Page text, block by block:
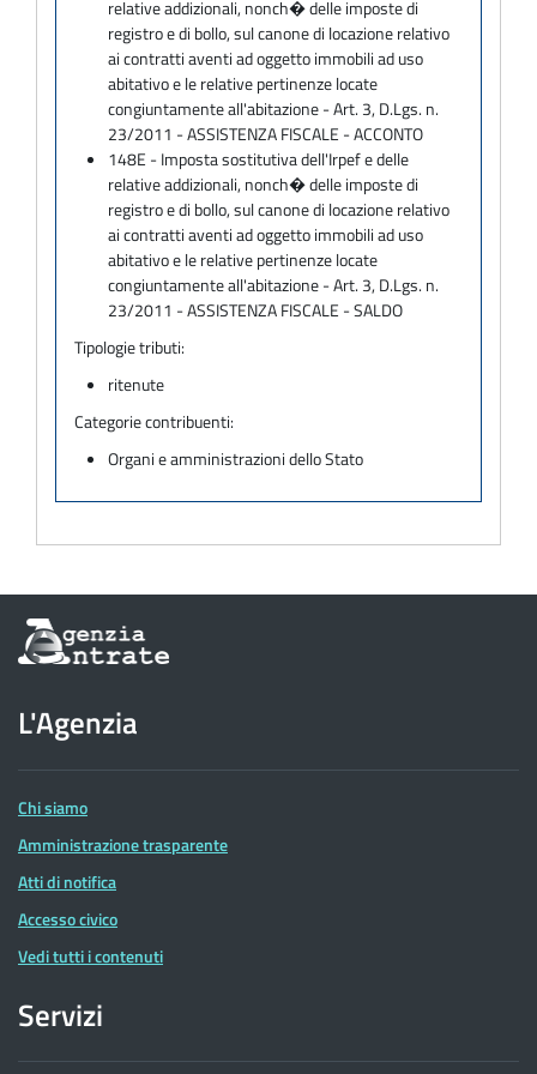
relative addizionali, nonch� delle imposte di
registro e di bollo, sul canone di locazione relativo
ai contratti aventi ad oggetto immobili ad uso
abitativo e le relative pertinenze locate
congiuntamente all'abitazione - Art. 3, D.Lgs. n.
23/2011 - ASSISTENZA FISCALE - ACCONTO
148E - Imposta sostitutiva dell'Irpef e delle
relative addizionali, nonch� delle imposte di
registro e di bollo, sul canone di locazione relativo
ai contratti aventi ad oggetto immobili ad uso
abitativo e le relative pertinenze locate
congiuntamente all'abitazione - Art. 3, D.Lgs. n.
23/2011 - ASSISTENZA FISCALE - SALDO
Tipologie tributi:
ritenute
Categorie contribuenti:
Organi e amministrazioni dello Stato
Informazioni
sul
dell'Agenzia
delle
Entrate
L'Agenzia
Chi siamo
Amministrazione trasparente
Atti di notifica
Accesso civico
Vedi tutti i contenuti
Servizi